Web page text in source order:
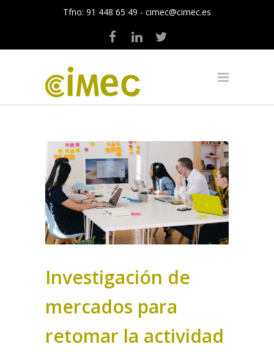
Tfno: 91 448 65 49 - cimec@cimec.es
Investigación de
mercados para
retomar la actividad